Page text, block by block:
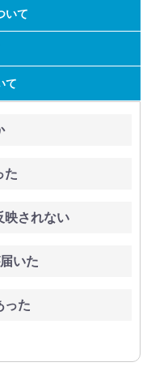
いて
て
た
映されない
いた
った